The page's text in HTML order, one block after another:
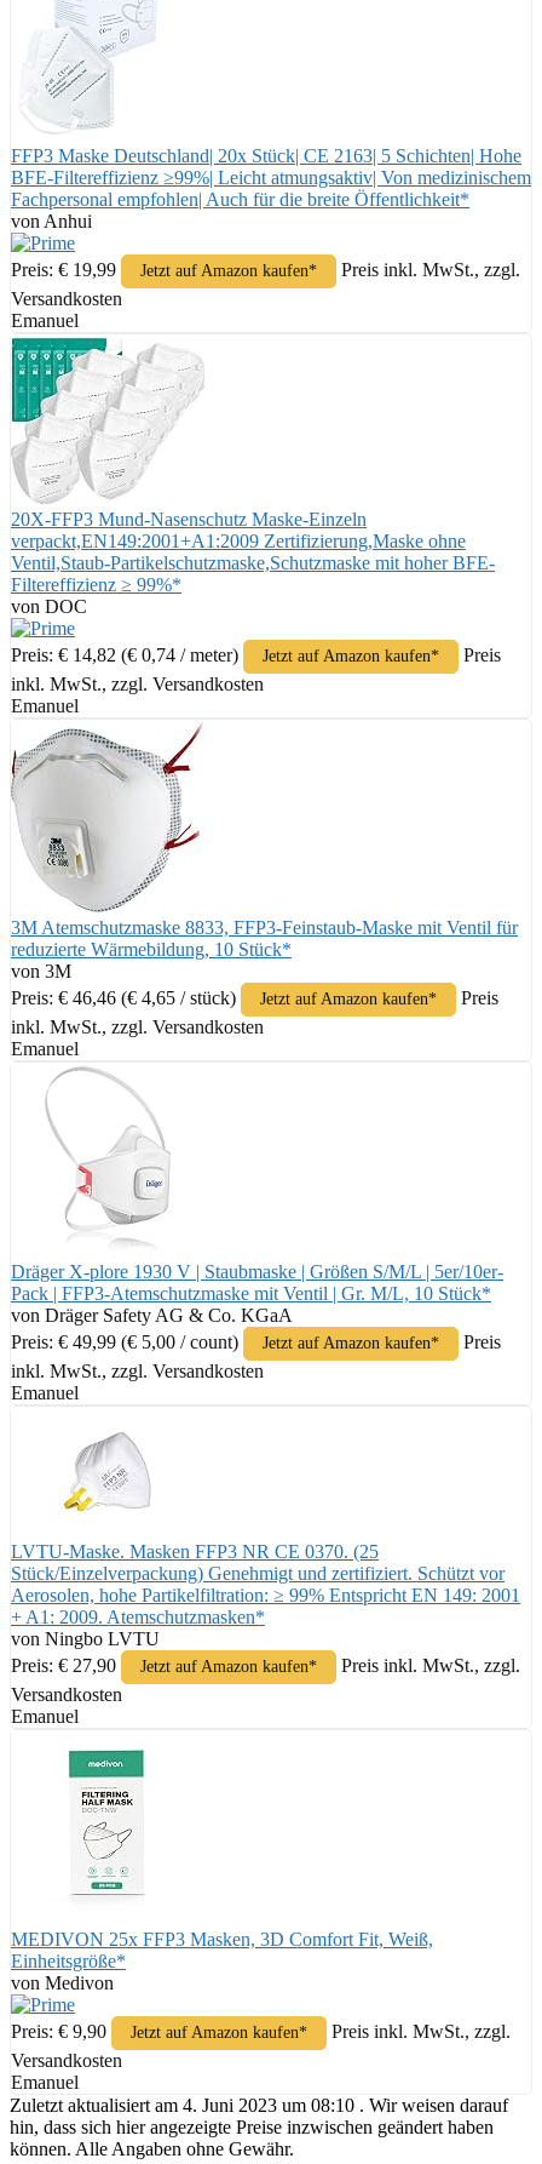
FFP3 Maske Deutschland| 20x Stück| CE 2163| 5 Schichten| Hohe
BFE-Filtereffizienz ≥99%| Leicht atmungsaktiv| Von medizinischem
Fachpersonal empfohlen| Auch für die breite Öffentlichkeit*
von Anhui
Preis: € 19,99 Jetzt auf Amazon kaufen*
Preis inkl. MwSt., zzgl.
Versandkosten
Emanuel
20X-FFP3 Mund-Nasenschutz Maske-Einzeln
verpackt,EN149:2001+A1:2009 Zertifizierung,Maske ohne
Ventil,Staub-Partikelschutzmaske,Schutzmaske mit hoher BFE-
Filtereffizienz ≥ 99%*
von DOC
Preis: € 14,82 (€ 0,74 / meter) Jetzt auf Amazon kaufen*
Preis
inkl. MwSt., zzgl. Versandkosten
Emanuel
3M Atemschutzmaske 8833, FFP3-Feinstaub-Maske mit Ventil für
reduzierte Wärmebildung, 10 Stück*
von 3M
Preis: € 46,46 (€ 4,65 / stück) Jetzt auf Amazon kaufen*
Preis
inkl. MwSt., zzgl. Versandkosten
Emanuel
Dräger X-plore 1930 V | Staubmaske | Größen S/M/L | 5er/10er-
Pack | FFP3-Atemschutzmaske mit Ventil | Gr. M/L, 10 Stück*
von Dräger Safety AG & Co. KGaA
Preis: € 49,99 (€ 5,00 / count) Jetzt auf Amazon kaufen*
Preis
inkl. MwSt., zzgl. Versandkosten
Emanuel
LVTU-Maske. Masken FFP3 NR CE 0370. (25
Stück/Einzelverpackung) Genehmigt und zertifiziert. Schützt vor
Aerosolen, hohe Partikelfiltration: ≥ 99% Entspricht EN 149: 2001
+ A1: 2009. Atemschutzmasken*
von Ningbo LVTU
Preis: € 27,90
Jetzt auf Amazon kaufen*
Preis inkl. MwSt., zzgl.
Versandkosten
Emanuel
MEDIVON 25x FFP3 Masken, 3D Comfort Fit, Weiß,
Einheitsgröße*
von Medivon
Preis: € 9,90 Jetzt auf Amazon kaufen*
Preis inkl. MwSt., zzgl.
Versandkosten
Emanuel
Zuletzt aktualisiert am 4. Juni 2023 um 08:10 . Wir weisen darauf
hin, dass sich hier angezeigte Preise inzwischen geändert haben
können. Alle Angaben ohne Gewähr.